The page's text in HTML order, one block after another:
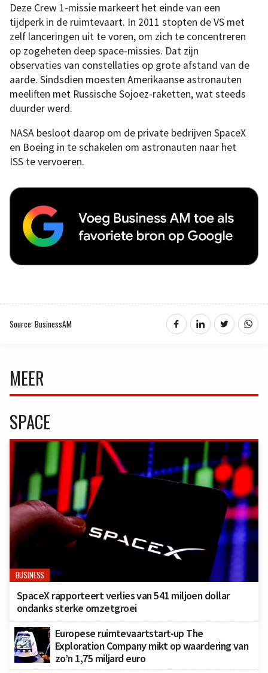
Deze Crew 1-missie markeert het einde van een
tijdperk in de ruimtevaart. In 2011 stopten de VS met
zelf lanceringen uit te voren, om zich te concentreren
op zogeheten deep space-missies. Dat zijn
observaties van constellaties op grote afstand van de
aarde. Sindsdien moesten Amerikaanse astronauten
meeliften met Russische Sojoez-raketten, wat steeds
duurder werd.
NASA besloot daarop om de private bedrijven SpaceX
en Boeing in te schakelen om astronauten naar het
ISS te vervoeren.
Source: BusinessAM
MEER
SPACE
BUSINESS
SpaceX rapporteert verlies van 541 miljoen dollar
ondanks sterke omzetgroei
Europese ruimtevaartstart-up The
Exploration Company mikt op waardering van
zo’n 1,75 miljard euro